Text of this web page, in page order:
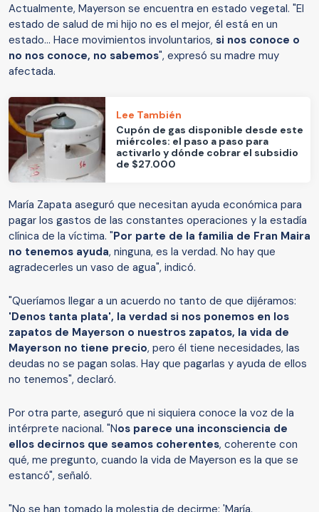
Actualmente, Mayerson se encuentra en estado vegetal. "El
estado de salud de mi hijo no es el mejor, él está en un
estado... Hace movimientos involuntarios, si nos conoce o
no nos conoce, no sabemos", expresó su madre muy
afectada.
Lee También
Cupón de gas disponible desde este
miércoles: el paso a paso para
activarlo y dónde cobrar el subsidio
de $27.000
María Zapata aseguró que necesitan ayuda económica para
pagar los gastos de las constantes operaciones y la estadía
clínica de la víctima. "Por parte de la familia de Fran Maira
no tenemos ayuda, ninguna, es la verdad. No hay que
agradecerles un vaso de agua", indicó.
"Queríamos llegar a un acuerdo no tanto de que dijéramos:
'Denos tanta plata', la verdad si nos ponemos en los
zapatos de Mayerson o nuestros zapatos, la vida de
Mayerson no tiene precio, pero él tiene necesidades, las
deudas no se pagan solas. Hay que pagarlas y ayuda de ellos
no tenemos", declaró.
Por otra parte, aseguró que ni siquiera conoce la voz de la
intérprete nacional. "Nos parece una inconsciencia de
ellos decirnos que seamos coherentes, coherente con
qué, me pregunto, cuando la vida de Mayerson es la que se
estancó", señaló.
"No se han tomado la molestia de decirme: 'María,